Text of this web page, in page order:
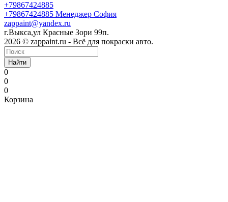
+79867424885
+79867424885 Менеджер София
zappaint@yandex.ru
г.Выкса,ул Красные Зори 99п.
2026 © zappaint.ru - Всё для покраски авто.
Найти
0
0
0
Корзина